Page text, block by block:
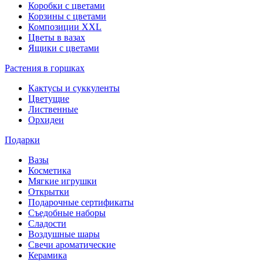
Коробки с цветами
Корзины с цветами
Композиции XXL
Цветы в вазах
Ящики с цветами
Растения в горшках
Кактусы и суккуленты
Цветущие
Лиственные
Орхидеи
Подарки
Вазы
Косметика
Мягкие игрушки
Открытки
Подарочные сертификаты
Съедобные наборы
Сладости
Воздушные шары
Свечи ароматические
Керамика